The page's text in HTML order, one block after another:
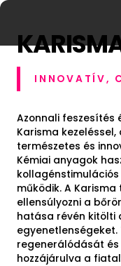
INNOVATÍV,
Azonnali feszesítés
Karisma
természetes és
Kémiai anyagok
működik. A
ellensúlyozni a
hatása révén kitölti
regenerálódását
hozzájárulva a